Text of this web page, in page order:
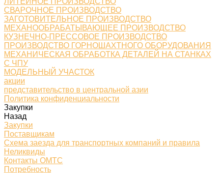
СВАРОЧНОЕ ПРОИЗВОДСТВО
ЗАГОТОВИТЕЛЬНОЕ ПРОИЗВОДСТВО
МЕХАНООБРАБАТЫВАЮЩЕЕ ПРОИЗВОДСТВО
КУЗНЕЧНО-ПРЕССОВОЕ ПРОИЗВОДСТВО
ПРОИЗВОДСТВО ГОРНОШАХТНОГО ОБОРУДОВАНИЯ
МЕХАНИЧЕСКАЯ ОБРАБОТКА ДЕТАЛЕЙ НА СТАНКАХ
С ЧПУ
МОДЕЛЬНЫЙ УЧАСТОК
акции
представительство в центральной азии
Политика конфиденциальности
Закупки
Назад
Закупки
Поставщикам
Схема заезда для транспортных компаний и правила
Неликвиды
Контакты ОМТС
Потребность